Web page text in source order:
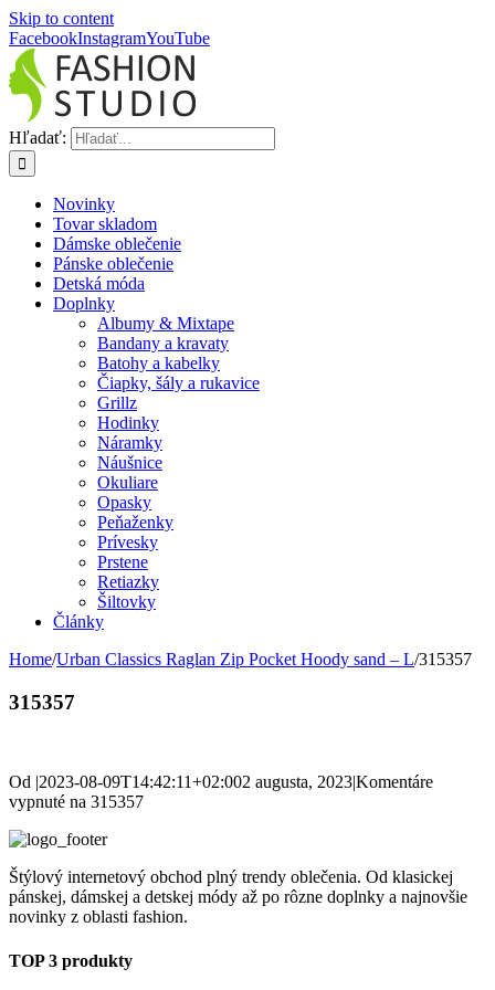
Skip to content
FacebookInstagramYouTube
Hľadať:
Novinky
Tovar skladom
Dámske oblečenie
Pánske oblečenie
Detská móda
Doplnky
Albumy & Mixtape
Bandany a kravaty
Batohy a kabelky
Čiapky, šály a rukavice
Grillz
Hodinky
Náramky
Náušnice
Okuliare
Opasky
Peňaženky
Prívesky
Prstene
Retiazky
Šiltovky
Články
Home/Urban Classics Raglan Zip Pocket Hoody sand – L/315357
315357
Od |2023-08-09T14:42:11+02:002 augusta, 2023|Komentáre
vypnuté na 315357
Štýlový internetový obchod plný trendy oblečenia. Od klasickej
pánskej, dámskej a detskej módy až po rôzne doplnky a najnovšie
novinky z oblasti fashion.
TOP 3 produkty